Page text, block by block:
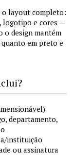
o layout completo:
logotipo e cores —
o design mantém
em preto e
departamento,
instituição
ou assinatura